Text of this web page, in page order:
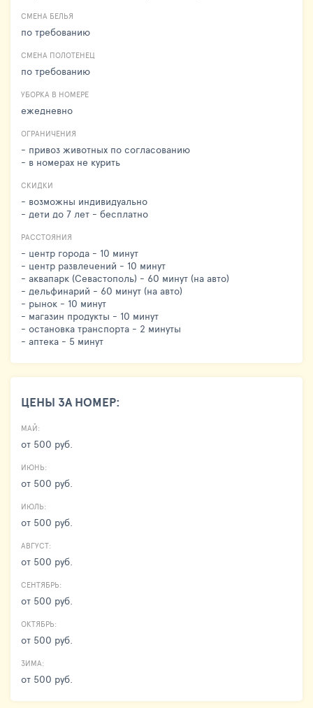
СМЕНА БЕЛЬЯ
по требованию
СМЕНА ПОЛОТЕНЕЦ
по требованию
УБОРКА В НОМЕРЕ
ежедневно
ОГРАНИЧЕНИЯ
- привоз животных по согласованию
- в номерах не курить
СКИДКИ
- возможны индивидуально
- дети до 7 лет - бесплатно
РАССТОЯНИЯ
- центр города - 10 минут
- центр развлечений - 10 минут
- аквапарк (Севастополь) - 60 минут (на авто)
- дельфинарий - 60 минут (на авто)
- рынок - 10 минут
- магазин продукты - 10 минут
- остановка транспорта - 2 минуты
- аптека - 5 минут
ЦЕНЫ ЗА НОМЕР:
МАЙ:
от 500 руб.
ИЮНЬ:
от 500 руб.
ИЮЛЬ:
от 500 руб.
АВГУСТ:
от 500 руб.
СЕНТЯБРЬ:
от 500 руб.
ОКТЯБРЬ:
от 500 руб.
ЗИМА:
от 500 руб.